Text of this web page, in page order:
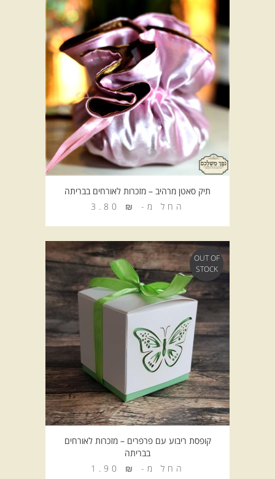
תיק סאטן מרהיב – מזכרות לאורחים בבריתה
החל מ-
3.80 ₪
OUT OF
STOCK
קופסת ריבוע עם פרפרים – מזכרות לאורחים
בבריתה
החל מ-
1.90 ₪